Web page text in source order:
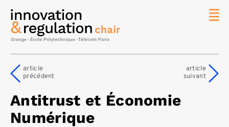
Antitrust et Économie
Numérique
article
précédent
article
suivant
recherche